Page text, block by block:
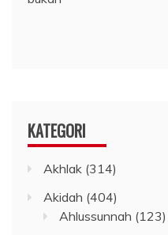
KATEGORI
Akhlak (314)
Akidah (404)
Ahlussunnah (123)